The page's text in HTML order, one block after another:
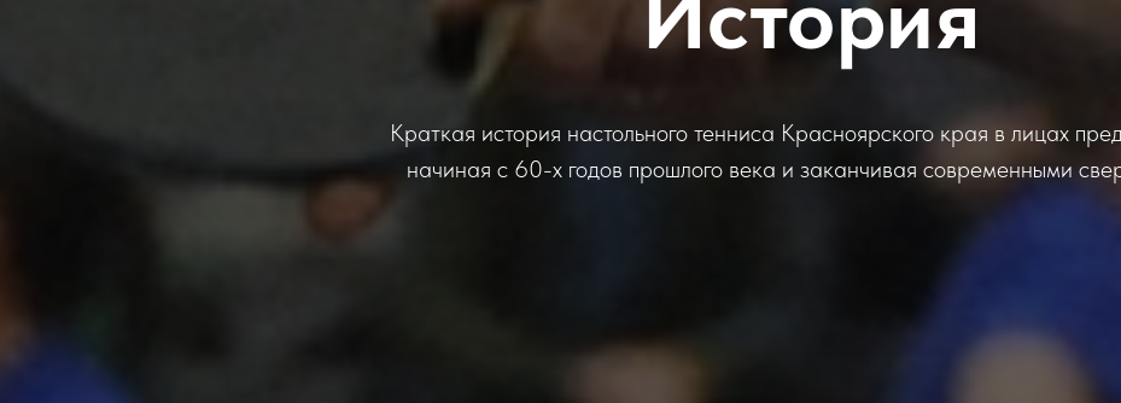
Краткая история настольного тенниса Красноярского края в лицах
начиная с 60-х годов прошлого века и заканчивая современными